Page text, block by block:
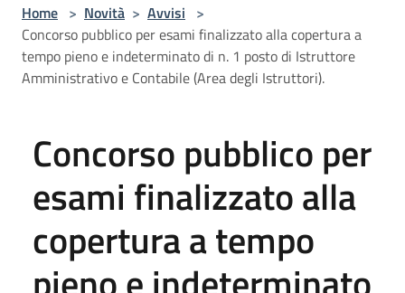
Home > Novità > Avvisi >
Concorso pubblico per esami finalizzato alla copertura a
tempo pieno e indeterminato di n. 1 posto di Istruttore
Amministrativo e Contabile (Area degli Istruttori).
Concorso pubblico per
esami finalizzato alla
copertura a tempo